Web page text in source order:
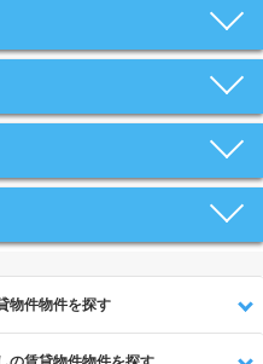
物件物件を探す